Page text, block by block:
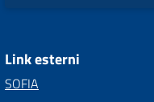
Link esterni
SOFIA